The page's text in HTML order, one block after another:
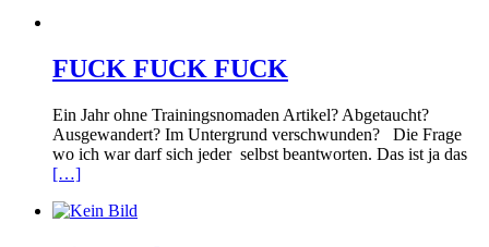
FUCK FUCK FUCK
Ein Jahr ohne Trainingsnomaden Artikel? Abgetaucht?
Ausgewandert? Im Untergrund verschwunden? Die Frage
wo ich war darf sich jeder selbst beantworten. Das ist ja das
[…]